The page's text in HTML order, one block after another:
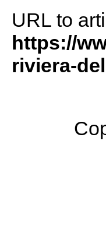
URL to
https://
riviera-